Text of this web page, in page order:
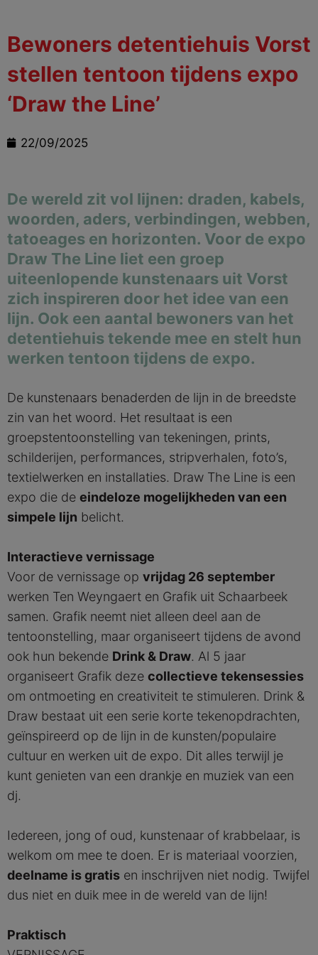
Bewoners detentiehuis Vorst
stellen tentoon tijdens expo
‘Draw the Line’
22/09/2025
De wereld zit vol lijnen: draden, kabels,
woorden, aders, verbindingen, webben,
tatoeages en horizonten. Voor de expo
Draw The Line liet een groep
uiteenlopende kunstenaars uit Vorst
zich inspireren door het idee van een
lijn. Ook een aantal bewoners van het
detentiehuis tekende mee en stelt hun
werken tentoon tijdens de expo.
De kunstenaars benaderden de lijn in de breedste
zin van het woord. Het resultaat is een
groepstentoonstelling van tekeningen, prints,
schilderijen, performances, stripverhalen, foto’s,
textielwerken en installaties. Draw The Line is een
expo die de eindeloze mogelijkheden van een
simpele lijn belicht.
Interactieve vernissage
Voor de vernissage op vrijdag 26 september
werken Ten Weyngaert en Grafik uit Schaarbeek
samen. Grafik neemt niet alleen deel aan de
tentoonstelling, maar organiseert tijdens de avond
ook hun bekende Drink & Draw. Al 5 jaar
organiseert Grafik deze collectieve tekensessies
om ontmoeting en creativiteit te stimuleren. Drink &
Draw bestaat uit een serie korte tekenopdrachten,
geïnspireerd op de lijn in de kunsten/populaire
cultuur en werken uit de expo. Dit alles terwijl je
kunt genieten van een drankje en muziek van een
dj.
Iedereen, jong of oud, kunstenaar of krabbelaar, is
welkom om mee te doen. Er is materiaal voorzien,
deelname is gratis en inschrijven niet nodig. Twijfel
dus niet en duik mee in de wereld van de lijn!
Praktisch